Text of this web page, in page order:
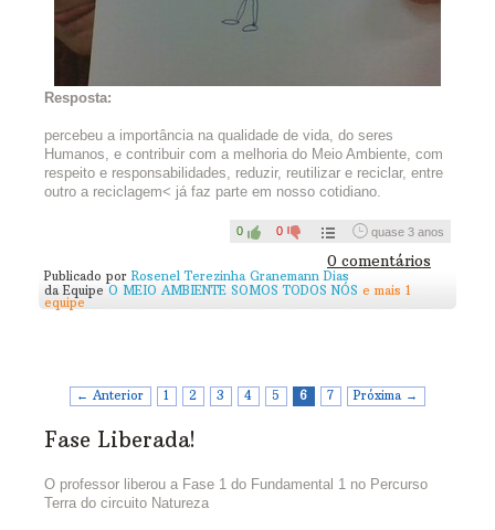
5.Publiquem a foto e a explicação nos campos abaixo.
Esse conteúdo irá automaticamente para a seção de
Novidades da Equipe, em sua página inicial, e para o
Blog do Circuito, com o título
Capriche!
Se não for possível criar, vale desenhar!
A ideia pode inspirar muitas pessoas! Você pode seguir em
frente, mas para finalizar o Percurso Terra precisará ter feito o
post! Não esqueça =)
Resposta:
percebeu a importância na qualidade de vida, do seres
Humanos, e contribuir com a melhoria do Meio Ambiente, com
respeito e responsabilidades, reduzir, reutilizar e reciclar, entre
outro a reciclagem< já faz parte em nosso cotidiano.
0 0 quase 3 anos
0 comentários
Publicado por Rosenel Terezinha Granemann Dias
da Equipe O MEIO AMBIENTE SOMOS TODOS NÓS e mais 1
equipe
← Anterior 1 2 3 4 5 6 7 Próxima →
Fase Liberada!
O professor liberou a Fase 1 do Fundamental 1 no Percurso
Terra do circuito Natureza